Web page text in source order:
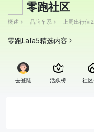
零跑社区
概述 品牌车系 上周出行值
零跑Lafa5精选内容
去登陆 活跃榜 社区